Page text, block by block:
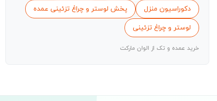
دکوراسیون منزل پخش لوستر و چراغ تزئینی عمده
لوستر و چراغ تزئینی
خرید عمده و تک از الوان مارکت